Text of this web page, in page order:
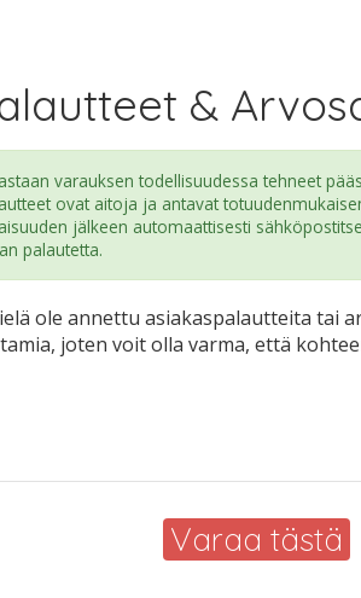
&
varauksen todellisuudessa tehneet
ovat aitoja ja antavat
jälkeen automaattisesti
palautetta.
ole annettu asiakaspalautteita tai
joten voit olla varma, että
Varaa tästä